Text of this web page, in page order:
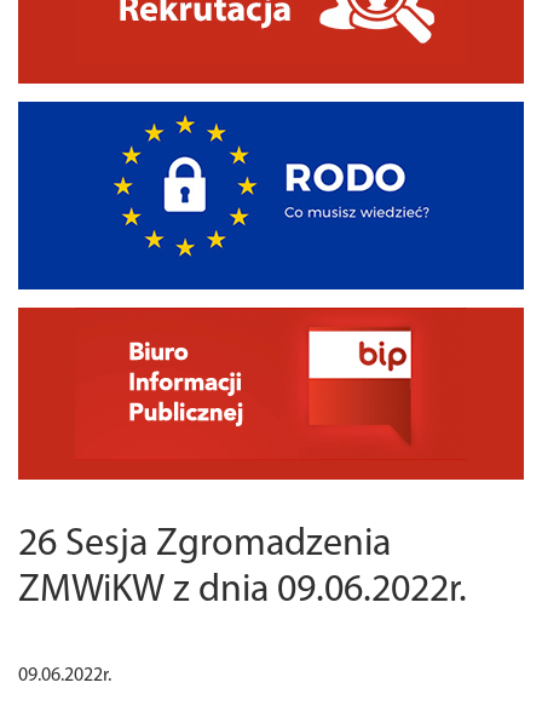
26 Sesja Zgromadzenia
ZMWiKW z dnia 09.06.2022r.
09.06.2022r.